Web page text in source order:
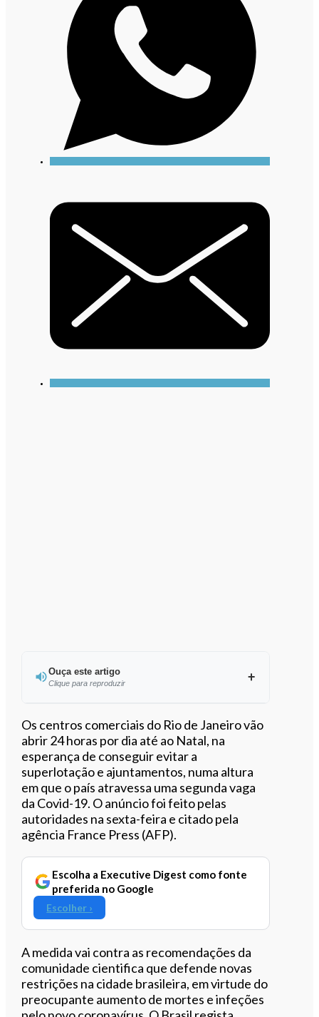
Ouça este artigo
Clique para reproduzir
Ouvir este artigo
Os centros comerciais do Rio de Janeiro vão
abrir 24 horas por dia até ao Natal, na
esperança de conseguir evitar a
superlotação e ajuntamentos, numa altura
em que o país atravessa uma segunda vaga
da Covid-19. O anúncio foi feito pelas
autoridades na sexta-feira e citado pela
agência France Press (AFP).
Escolha a Executive Digest como fonte
preferida no Google
Escolher ›
A medida vai contra as recomendações da
comunidade cientifica que defende novas
restrições na cidade brasileira, em virtude do
preocupante aumento de mortes e infeções